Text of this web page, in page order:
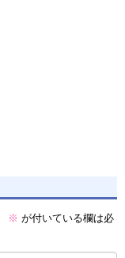
※ が付いている欄は必